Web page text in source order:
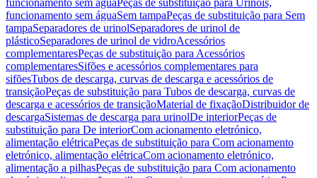
funcionamento sem águaPeças de substituição para Urinóis,
funcionamento sem águaSem tampaPeças de substituição para Sem
tampaSeparadores de urinolSeparadores de urinol de
plásticoSeparadores de urinol de vidroAcessórios
complementaresPeças de substituição para Acessórios
complementaresSifões e acessórios complementares para
sifõesTubos de descarga, curvas de descarga e acessórios de
transiçãoPeças de substituição para Tubos de descarga, curvas de
descarga e acessórios de transiçãoMaterial de fixaçãoDistribuidor de
descargaSistemas de descarga para urinolDe interiorPeças de
substituição para De interiorCom acionamento eletrónico,
alimentação elétricaPeças de substituição para Com acionamento
eletrónico, alimentação elétricaCom acionamento eletrónico,
alimentação a pilhasPeças de substituição para Com acionamento